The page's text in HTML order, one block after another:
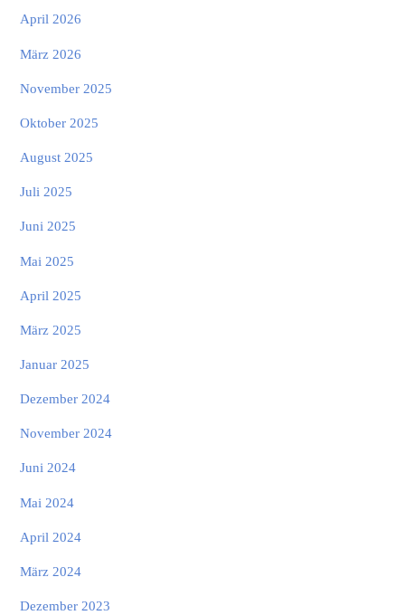
April 2026
März 2026
November 2025
Oktober 2025
August 2025
Juli 2025
Juni 2025
Mai 2025
April 2025
März 2025
Januar 2025
Dezember 2024
November 2024
Juni 2024
Mai 2024
April 2024
März 2024
Dezember 2023